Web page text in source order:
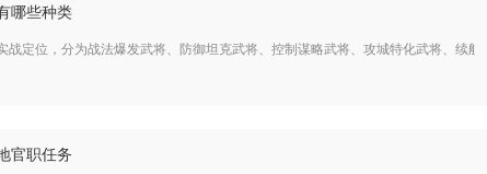
哪些种类
战定位，分为战法爆发武将、防御坦克武将、控制谋略武将、攻城特化武将、续
官职任务